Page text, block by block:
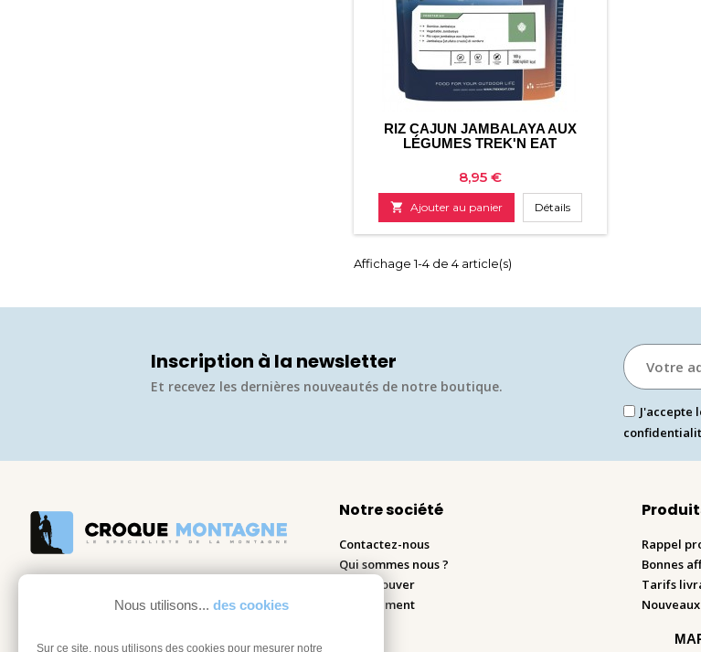
Nous utilisons... des cookies
Sur ce site, nous utilisons des cookies pour mesurer notre
RIZ CAJUN JAMBALAYA AUX
LÉGUMES TREK'N EAT
Prix
8,95 €
 Ajouter au panier Détails
Affichage 1-4 de 4 article(s)
Inscription à la newsletter
Et recevez les dernières nouveautés de notre boutique.​
J'accepte
Notre société
Contactez-nous
Qui sommes nous ?
Nous trouver
Recrutement
Rappel
Bonnes
Tarifs